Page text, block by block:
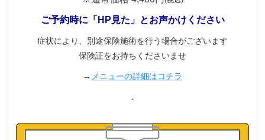
ご予約時に「HP見た」とお声かけください
症状により、別途保険施術を行う場合がございます
保険証をお持ちくださいませ
→ メニューの詳細はコチラ
.